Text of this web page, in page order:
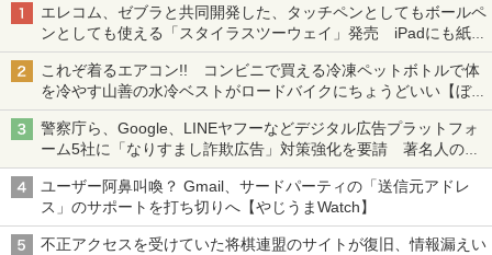
エレコム、ゼブラと共同開発した、タッチペンとしてもボールペ
ンとしても使える「スタイラスツーウェイ」発売 iPadにも紙に
も、持ち替えずに書き込める
これぞ着るエアコン!! コンビニで買える冷凍ペットボトルで体
を冷やす山善の水冷ベストがロードバイクにちょうどいい【ぼっ
ち・ざ・ろーど！その14】【空いた時間でなにしてる？】
警察庁ら、Google、LINEヤフーなどデジタル広告プラットフォ
ーム5社に「なりすまし詐欺広告」対策強化を要請 著名人の写
真や映像を使った投資詐欺などへの対策として
ユーザー阿鼻叫喚？ Gmail、サードパーティの「送信元アドレ
ス」のサポートを打ち切りへ【やじうまWatch】
不正アクセスを受けていた将棋連盟のサイトが復旧、情報漏えい